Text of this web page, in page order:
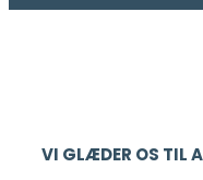
VI GLÆDER OS TIL